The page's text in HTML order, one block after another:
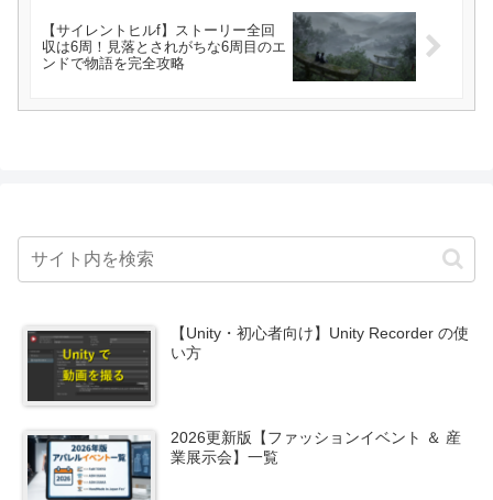
【サイレントヒルf】ストーリー全回
収は6周！見落とされがちな6周目のエ
ンドで物語を完全攻略
【Unity・初心者向け】Unity Recorder の使
い方
2026更新版【ファッションイベント ＆ 産
業展示会】一覧